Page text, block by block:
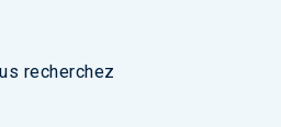
recherchez